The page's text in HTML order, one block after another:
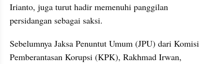
Irianto, juga turut hadir memenuhi panggilan
persidangan sebagai saksi.
Sebelumnya Jaksa Penuntut Umum (JPU) dari Komisi
Pemberantasan Korupsi (KPK), Rakhmad Irwan,